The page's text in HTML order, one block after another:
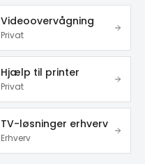
Videoovervågning
Privat
Hjælp til printer
Privat
TV-løsninger erhverv
Erhverv